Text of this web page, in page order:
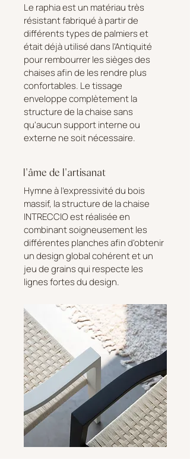
Le raphia est un matériau très
résistant fabriqué à partir de
différents types de palmiers et
était déjà utilisé dans l'Antiquité
pour rembourrer les sièges des
chaises afin de les rendre plus
confortables. Le tissage
enveloppe complètement la
structure de la chaise sans
qu'aucun support interne ou
externe ne soit nécessaire.
l'âme de l'artisanat
Hymne à l'expressivité du bois
massif, la structure de la chaise
INTRECCIO est réalisée en
combinant soigneusement les
différentes planches afin d'obtenir
un design global cohérent et un
jeu de grains qui respecte les
lignes fortes du design.